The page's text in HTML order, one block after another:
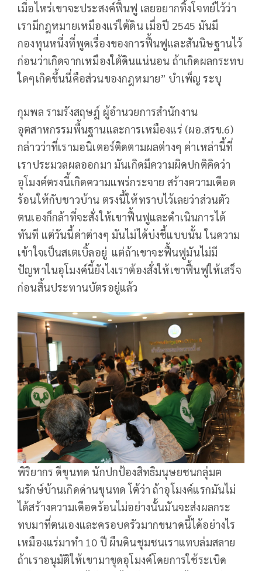
เมื่อไหร่เขาจะประสงค์ฟื้นฟู เลยอยากทิ้งโจทย์ไว้ว่า
เรามีกฎหมายเหมืองแร่ใต้ดิน เมื่อปี 2545 มันมี
กองทุนหนึ่งที่พูดเรื่องของการฟื้นฟูและสันนิษฐานไว้
ก่อนว่าเกิดจากเหมืองใต้ดินแน่นอน ถ้าเกิดผลกระทบ
ใดๆเกิดขึ้นนี่คือส่วนของกฎหมาย” บำเพ็ญ ระบุ
กุมพล รามรังสฤษฎ์ ผู้อำนวยการสำนักงาน
อุตสาหกรรมพื้นฐานและการเหมืองแร่ (ผอ.สรข.6)
กล่าวว่าที่เรามอนิเตอร์ติดตามผลต่างๆ ค่าเหล่านี้ที่
เราประมวลผลออกมา มันเกิดมีความผิดปกติคิดว่า
อุโมงค์ตรงนี้เกิดความแพร่กระจาย สร้างความเดือด
ร้อนให้กับชาวบ้าน ตรงนี้ให้ทราบไว้เลยว่าส่วนตัว
ตนเองก็กล้าที่จะสั่งให้เขาฟื้นฟูและดำเนินการได้
ทันที แต่วันนี้ค่าต่างๆ มันไม่ได้บ่งชี้แบบนั้น ในความ
เข้าใจเป็นสเตเบิ้ลอยู่ แต่ถ้าเขาจะฟื้นฟูมันไม่มี
ปัญหาในอุโมงค์นี้ยังไงเราต้องสั่งให้เขาฟื้นฟูให้เสร็จ
ก่อนสิ้นประทานบัตรอยู่แล้ว
พิริยากร ดีขุนทด นักปกป้องสิทธิมนุษยชนกลุ่มฅ
นรักษ์บ้านเกิดด่านขุนทด โต้ว่า ถ้าอุโมงค์แรกมันไม่
ได้สร้างความเดือดร้อนไม่อย่างนั้นมันจะส่งผลกระ
ทบมาที่ตนเองและครอบครัวมากขนาดนี้ได้อย่างไร
เหมืองแร่มาทำ 10 ปี ผืนดินชุมชนเราแทบล่มสลาย
ถ้าเราอนุมัติให้เขามาขุดอุโมงค์โดยการใช้ระเบิด